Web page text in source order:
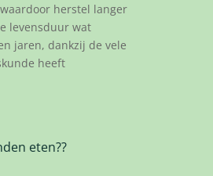
herstel langer
levensduur wat
jaren, dankzij de vele
heeft
eten??